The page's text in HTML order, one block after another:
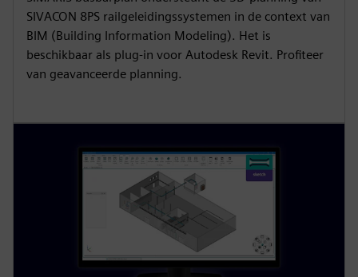
SIVACON 8PS railgeleidingssystemen in de context van
BIM (Building Information Modeling). Het is
beschikbaar als plug-in voor Autodesk Revit. Profiteer
van geavanceerde planning.